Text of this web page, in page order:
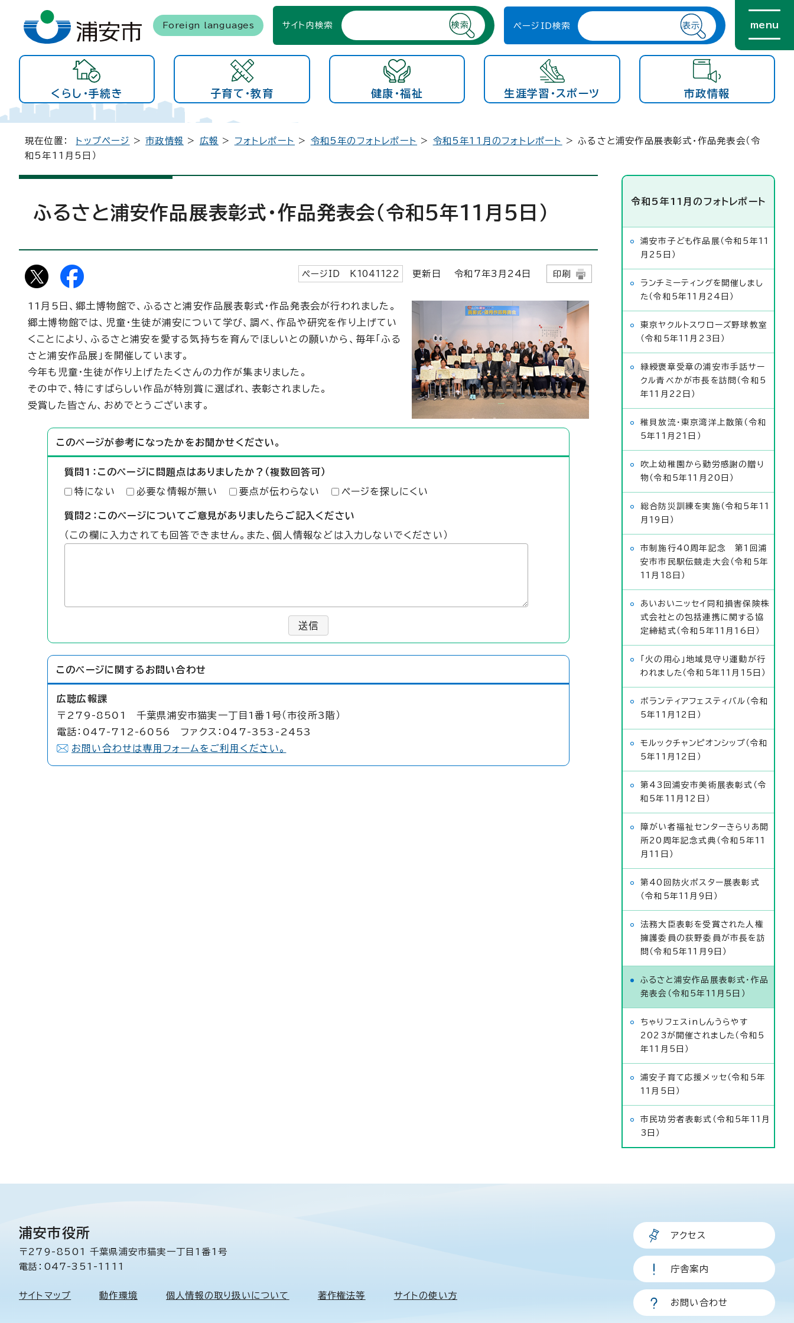
Foreign languages サイト内検索 ページID検索 menu
くらし・手続き 子育て・教育 健康・福祉 生涯学習・スポーツ 市政情報
現在位置： トップページ >市政情報 > 広報 > フォトレポート > 令和5年のフォトレポート > 令和5年11月のフォトレポート
> ふるさと浦安作品展表彰式・作品発表会（令
和5年11月5日）
ふるさと浦安作品展表彰式・作品発表会（令和5年11月5日）
ページID K 1041122 更新日 令和7年3月 24 日 印刷
11月5日、郷土博物館で、ふるさと浦安作品展表彰式・作品発表会が行われました。
郷土博物館では、児童・生徒が浦安について学び、調べ、作品や研究を作り上げてい
くことにより、ふるさと浦安を愛する気持ちを育んでほしいとの願いから、毎年「ふる
さと浦安作品展」を開催しています。
今年も児童・生徒が作り上げたたくさんの力作が集まりました。
その中で、特にすばらしい作品が特別賞に選ばれ、表彰されました。
受賞した皆さん、おめでとうございます。
このページが参考になったかをお聞かせください。
質問1：このページに問題点はありましたか？（複数回答可）
特にない 必要な情報が無い 要点が伝わらない ページを探しにくい
質問2：このページについてご意見がありましたらご記入ください
（この欄に入力されても回答できません。また、個人情報などは入力しないでください）
送信
このページに関する お問い合わせ
広聴広報課
〒279-8501 千葉県浦安市猫実一丁目1番1号（市役所3階）
電話：047-712-6056 ファクス：047-353-2453
お問い合わせは専用フォームをご利用ください。
令和5年11月のフォトレポート
浦安市子ども作品展（令和5年11
月25日）
ランチミーティングを開催しまし
た（令和5年11月24日）
東京ヤクルトスワローズ野球教室
（令和5年11月23日）
緑綬褒章受章の浦安市手話サー
クル青べかが市長を訪問（令和5
年11月22日）
稚貝放流・東京湾洋上散策（令和
5年11月21日）
吹上幼稚園から勤労感謝の贈り
物（令和5年11月20日）
総合防災訓練を実施（令和5年11
月19日）
市制施行40周年記念 第1回浦
安市市民駅伝競走大会（令和5年
11月18日）
あいおいニッセイ同和損害保険株
式会社との包括連携に関する協
定締結式（令和5年11月16日）
「火の用心」地域見守り運動が行
われました（令和5年11月15日）
ボランティアフェスティバル（令和
5年11月12日）
モルックチャンピオンシップ（令和
5年11月12日）
第43回浦安市美術展表彰式（令
和5年11月12日）
障がい者福祉センターきらりあ開
所20周年記念式典（令和5年11
月11日）
第40回防火ポスター展表彰式
（令和5年11月9日）
法務大臣表彰を受賞された人権
擁護委員の荻野委員が市長を訪
問（令和5年11月9日）
ふるさと浦安作品展表彰式・作品
発表会（令和5年11月5日）
ちゃりフェスinしんうらやす
2023が開催されました（令和5
年11月5日）
浦安子育て応援メッセ（令和5年
11月5日）
市民功労者表彰式（令和5年11月
3日）
浦安市役所
〒279-8501 千葉県浦安市猫実一丁目1番1号
電話：047-351-1111
サイトマップ 動作環境 個人情報の取り扱いについて 著作権法等 サイトの使い方
アクセス
庁舎案内
お問い合わせ